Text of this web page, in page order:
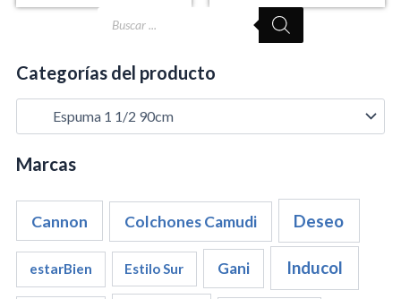
Categorías del producto
Marcas
Cannon Colchones Camudi Deseo
estarBien Estilo Sur Gani Inducol